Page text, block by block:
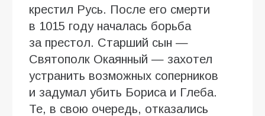
крестил Русь. После его смерти
в 1015 году началась борьба
за престол. Старший сын —
Святополк Окаянный — захотел
устранить возможных соперников
и задумал убить Бориса и Глеба.
Те, в свою очередь, отказались